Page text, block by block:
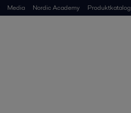
Media Nordic Academy Produktkatalog